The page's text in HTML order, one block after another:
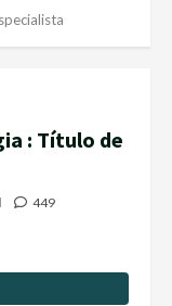
: Título de
449